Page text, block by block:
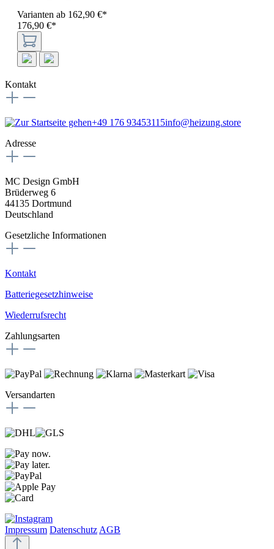
Varianten ab 162,90 €*
176,90 €*
Kontakt
+49 176 93453115info@heizung.store
Adresse
MC Design GmbH
Brüderweg 6
44135 Dortmund
Deutschland
Gesetzliche Informationen
Kontakt
Batteriegesetzhinweise
Wiederrufsrecht
Zahlungsarten
Versandarten
Impressum DatenschutzAGB